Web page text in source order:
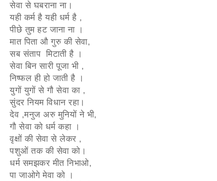
सेवा से घबराना ना।
यही कर्म है यही धर्म है ,
पीछे तुम हट जाना ना ।
मात पिता औ गुरु की सेवा,
सब संताप मिटाती है ।
सेवा बिन सारी पूजा भी ,
निष्फल ही हो जाती है ।
युगों युगों से गौ सेवा का ,
सुंदर नियम विधान रहा।
देव ,मनुज अरु मुनियों ने भी,
गौ सेवा को धर्म कहा ।
वृक्षों की सेवा से लेकर ,
पशुओं तक की सेवा को।
धर्म समझकर मीत निभाओ,
पा जाओगे मेवा को ।